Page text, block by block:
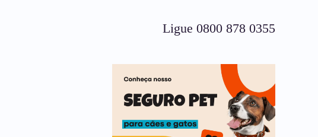
Ligue 0800 878 0355